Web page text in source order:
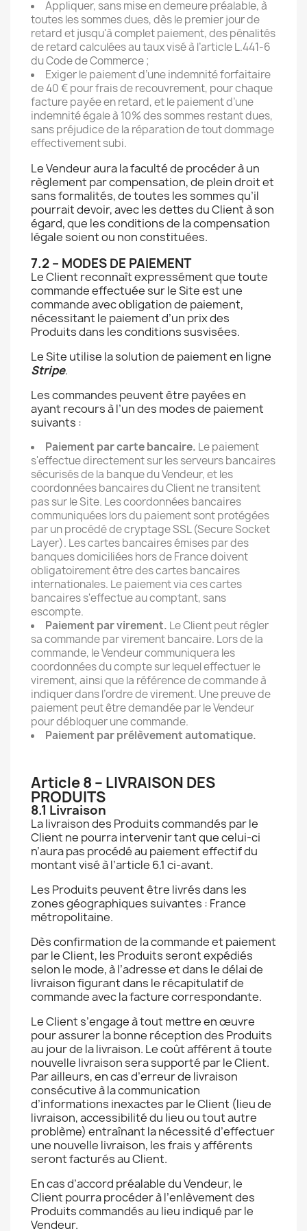
Appliquer, sans mise en demeure préalable, à
toutes les sommes dues, dès le premier jour de
retard et jusqu'à complet paiement, des pénalités
de retard calculées au taux visé à l’article L.441-6
du Code de Commerce ;
Exiger le paiement d’une indemnité forfaitaire
de 40 € pour frais de recouvrement, pour chaque
facture payée en retard, et le paiement d’une
indemnité égale à 10% des sommes restant dues,
sans préjudice de la réparation de tout dommage
effectivement subi.
Le Vendeur aura la faculté de procéder à un
règlement par compensation, de plein droit et
sans formalités, de toutes les sommes qu’il
pourrait devoir, avec les dettes du Client à son
égard, que les conditions de la compensation
légale soient ou non constituées.
7.2 – MODES DE PAIEMENT
Le Client reconnaît expressément que toute
commande effectuée sur le Site est une
commande avec obligation de paiement,
nécessitant le paiement d’un prix des
Produits dans les conditions susvisées.
Le Site utilise la solution de paiement en ligne
Stripe.
Les commandes peuvent être payées en
ayant recours à l’un des modes de paiement
suivants :
Paiement par carte bancaire. Le paiement
s'effectue directement sur les serveurs bancaires
sécurisés de la banque du Vendeur, et les
coordonnées bancaires du Client ne transitent
pas sur le Site. Les coordonnées bancaires
communiquées lors du paiement sont protégées
par un procédé de cryptage SSL (Secure Socket
Layer). Les cartes bancaires émises par des
banques domiciliées hors de France doivent
obligatoirement être des cartes bancaires
internationales. Le paiement via ces cartes
bancaires s'effectue au comptant, sans
escompte.
Paiement par virement. Le Client peut régler
sa commande par virement bancaire. Lors de la
commande, le Vendeur communiquera les
coordonnées du compte sur lequel effectuer le
virement, ainsi que la référence de commande à
indiquer dans l’ordre de virement. Une preuve de
paiement peut être demandée par le Vendeur
pour débloquer une commande.
Paiement par prélèvement automatique.
Article 8 – LIVRAISON DES
PRODUITS
8.1 Livraison
La livraison des Produits commandés par le
Client ne pourra intervenir tant que celui-ci
n’aura pas procédé au paiement effectif du
montant visé à l’article 6.1 ci-avant.
Les Produits peuvent être livrés dans les
zones géographiques suivantes : France
métropolitaine.
Dès confirmation de la commande et paiement
par le Client, les Produits seront expédiés
selon le mode, à l’adresse et dans le délai de
livraison figurant dans le récapitulatif de
commande avec la facture correspondante.
Le Client s’engage à tout mettre en œuvre
pour assurer la bonne réception des Produits
au jour de la livraison. Le coût afférent à toute
nouvelle livraison sera supporté par le Client.
Par ailleurs, en cas d’erreur de livraison
consécutive à la communication
d’informations inexactes par le Client (lieu de
livraison, accessibilité du lieu ou tout autre
problème) entraînant la nécessité d’effectuer
une nouvelle livraison, les frais y afférents
seront facturés au Client.
En cas d’accord préalable du Vendeur, le
Client pourra procéder à l’enlèvement des
Produits commandés au lieu indiqué par le
Vendeur.